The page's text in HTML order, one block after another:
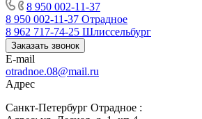
8 950 002-11-37
8 950 002-11-37 Отрадное
8 962 717-74-25 Шлиссельбург
Заказать звонок
E-mail
otradnoe.08@mail.ru
Адрес
Санкт-Петербург Отрадное :